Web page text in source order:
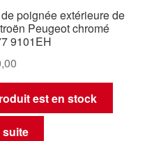
poignée extérieure de
Peugeot chromé
9101EH
est en stock
suite